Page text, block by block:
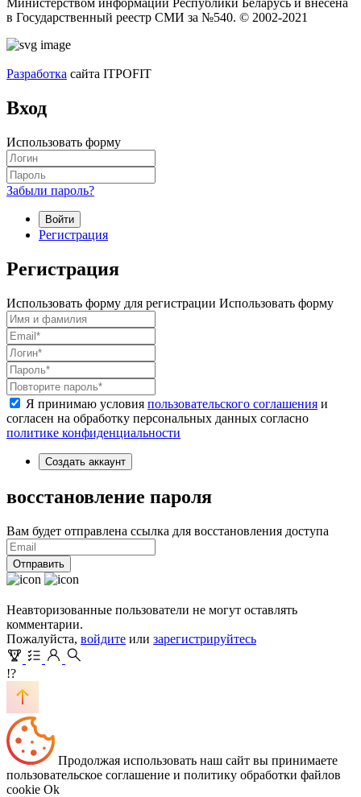
Министерством информации Республики Беларусь и внесена
в Государственный реестр СМИ за №540. © 2002-2021
Разработка сайта ITPOFIT
Вход
Использовать форму
Забыли пароль?
Войти
Регистрация
Регистрация
Использовать форму для регистрации Использовать форму
Я принимаю условия пользовательского соглашения и
согласен на обработку персональных данных согласно
политике конфиденциальности
Создать аккаунт
восстановление пароля
Вам будет отправлена ссылка для восстановления доступа
Отправить
Неавторизованные пользователи не могут оставлять
комментарии.
Пожалуйста, войдите или зарегистрируйтесь
!?
Продолжая использовать наш сайт вы принимаете
пользовательское соглашение и политику обработки файлов
cookie Ok